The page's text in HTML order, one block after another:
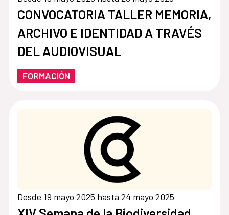
CONVOCATORIA TALLER MEMORIA,
ARCHIVO E IDENTIDAD A TRAVÉS
DEL AUDIOVISUAL
FORMACIÓN
Desde 19 mayo 2025 hasta 24 mayo 2025